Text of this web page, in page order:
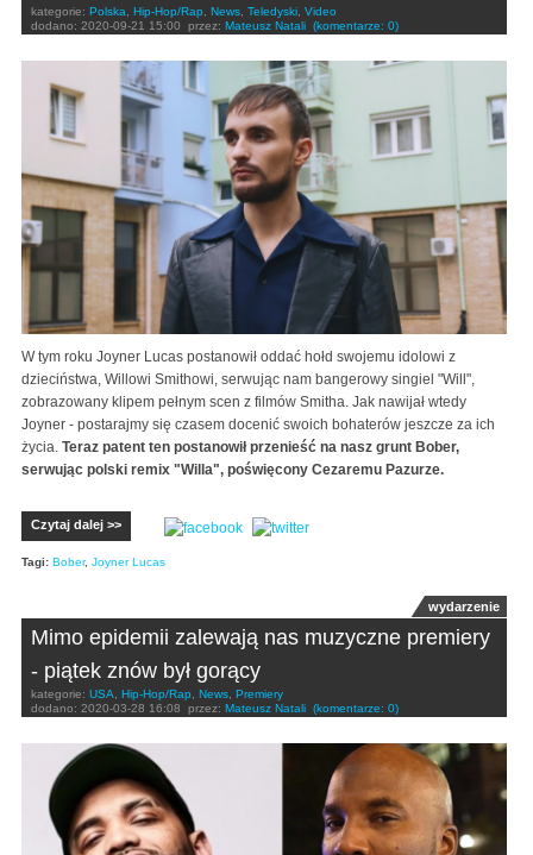
kategorie: Polska, Hip-Hop/Rap, News, Teledyski, Video
dodano: 2020-09-21 15:00 przez: Mateusz Natali (komentarze: 0)
W tym roku Joyner Lucas postanowił oddać hołd swojemu idolowi z
dzieciństwa, Willowi Smithowi, serwując nam bangerowy singiel "Will",
zobrazowany klipem pełnym scen z filmów Smitha. Jak nawijał wtedy
Joyner - postarajmy się czasem docenić swoich bohaterów jeszcze za ich
życia. Teraz patent ten postanowił przenieść na nasz grunt Bober,
serwując polski remix "Willa", poświęcony Cezaremu Pazurze.
Czytaj dalej >>
Tagi: Bober, Joyner Lucas
wydarzenie
Mimo epidemii zalewają nas muzyczne premiery
- piątek znów był gorący
kategorie: USA Hip-Hop/Rap News Premiery
dodano: 2020-03-28 16:08 przez: Mateusz Natali (komentarze: 0)